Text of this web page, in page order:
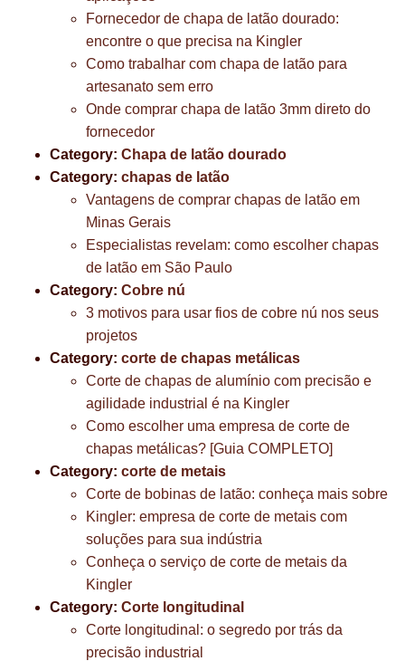
Fornecedor de chapa de latão dourado:
encontre o que precisa na Kingler
Como trabalhar com chapa de latão para
artesanato sem erro
Onde comprar chapa de latão 3mm direto do
fornecedor
Category: Chapa de latão dourado
Category: chapas de latão
Vantagens de comprar chapas de latão em
Minas Gerais
Especialistas revelam: como escolher chapas
de latão em São Paulo
Category: Cobre nú
3 motivos para usar fios de cobre nú nos seus
projetos
Category: corte de chapas metálicas
Corte de chapas de alumínio com precisão e
agilidade industrial é na Kingler
Como escolher uma empresa de corte de
chapas metálicas? [Guia COMPLETO]
Category: corte de metais
Corte de bobinas de latão: conheça mais sobre
Kingler: empresa de corte de metais com
soluções para sua indústria
Conheça o serviço de corte de metais da
Kingler
Category: Corte longitudinal
Corte longitudinal: o segredo por trás da
precisão industrial